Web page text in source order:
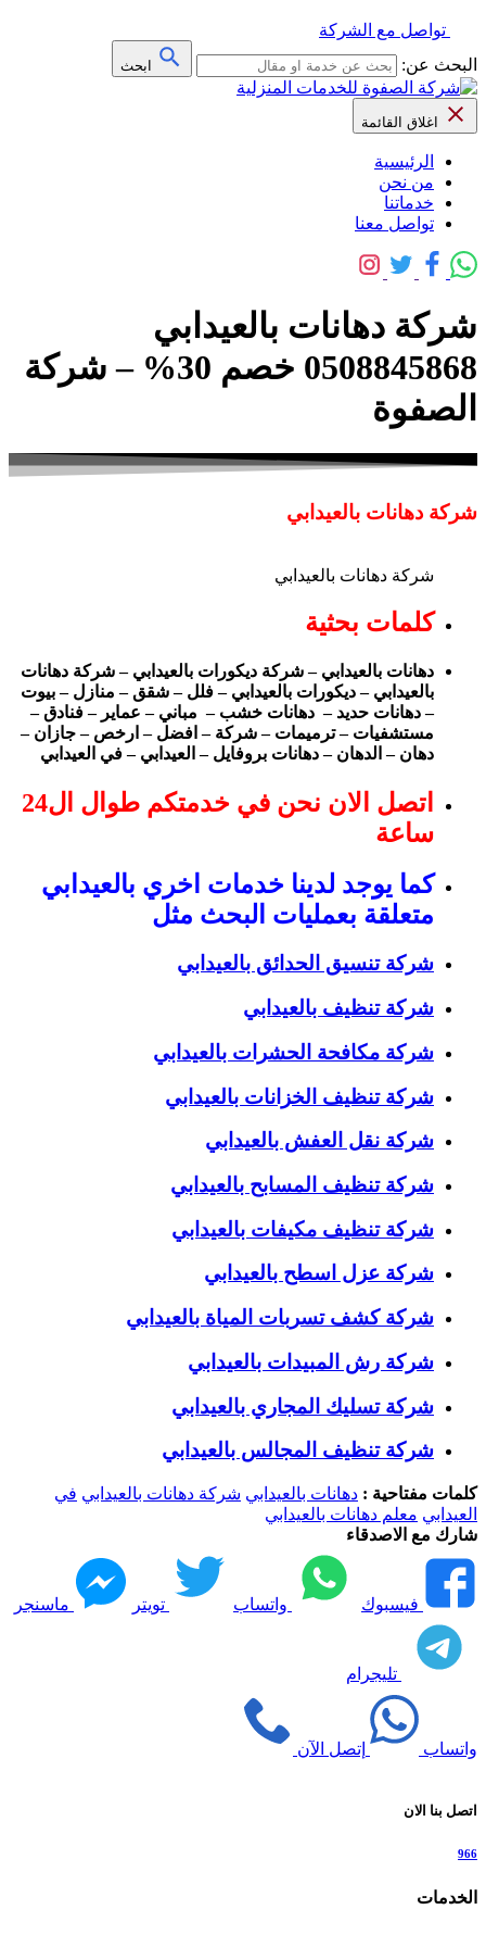
تواصل مع الشركة
البحث عن:
ابحث
اغلاق القائمة
الرئيسية
من نحن
خدماتنا
تواصل معنا
شركة دهانات بالعيدابي
0508845868 خصم 30% – شركة
الصفوة
شركة دهانات بالعيدابي
شركة دهانات بالعيدابي
كلمات بحثية
دهانات بالعيدابي – شركة ديكورات بالعيدابي – شركة دهانات
بالعيدابي – ديكورات بالعيدابي – فلل – شقق – منازل – بيوت
– دهانات حديد – دهانات خشب – مباني – عماير – فنادق –
مستشفيات – ترميمات – شركة – افضل – ارخص – جازان –
دهان – الدهان – دهانات بروفايل – العيدابي – في العيدابي
اتصل الان نحن في خدمتكم طوال ال24
ساعة
كما يوجد لدينا خدمات اخري بالعيدابي
متعلقة بعمليات البحث مثل
شركة تنسيق الحدائق بالعيدابي
شركة تنظيف بالعيدابي
شركة مكافحة الحشرات بالعيدابي
شركة تنظيف الخزانات بالعيدابي
شركة نقل العفش بالعيدابي
شركة تنظيف المسابح بالعيدابي
شركة تنظيف مكيفات بالعيدابي
شركة عزل اسطح بالعيدابي
شركة كشف تسربات المياة بالعيدابي
شركة رش المبيدات بالعيدابي
شركة تسليك المجاري بالعيدابي
شركة تنظيف المجالس بالعيدابي
كلمات مفتاحية : دهانات بالعيدابي شركة دهانات بالعيدابي في
العيدابي معلم دهانات بالعيدابي
شارك مع الاصدقاء
فيسبوك واتساب تويتر ماسنجر
تليجرام
واتساب إتصل الآن
اتصل بنا الان
966
الخدمات